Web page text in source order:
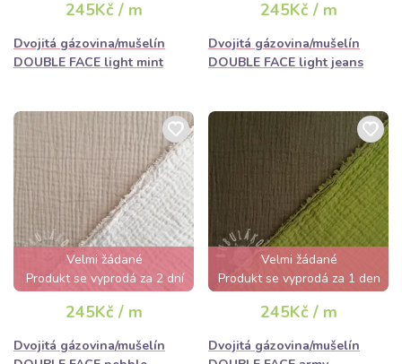
245Kč / m
Dvojitá gázovina/mušelín
DOUBLE FACE light mint
245Kč / m
Dvojitá gázovina/mušelín
DOUBLE FACE light jeans
Velmi žádané
Produkt se vyprodá za 2 dní
245Kč / m
Dvojitá gázovina/mušelín
Velmi žádané
Produkt se vyprodá za 1 den
245Kč / m
Dvojitá gázovina/mušelín